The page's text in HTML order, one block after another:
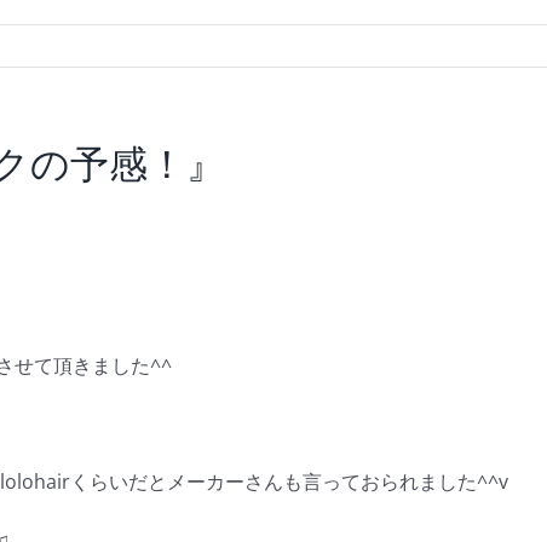
の予感！』
せて頂きました^^
くらいだとメーカーさんも言っておられました^^v